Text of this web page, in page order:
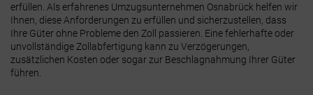
erfüllen. Als erfahrenes Umzugsunternehmen Osnabrück helfen wir
Ihnen, diese Anforderungen zu erfüllen und sicherzustellen, dass
Ihre Güter ohne Probleme den Zoll passieren. Eine fehlerhafte oder
unvollständige Zollabfertigung kann zu Verzögerungen,
zusätzlichen Kosten oder sogar zur Beschlagnahmung Ihrer Güter
führen.